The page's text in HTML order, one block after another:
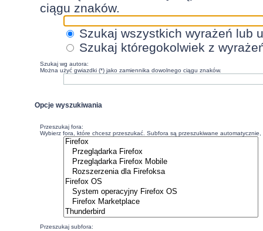
ciągu znaków.
Szukaj wszystkich wyrażeń lub
Szukaj któregokolwiek z
Szukaj wg autora:
Można użyć gwiazdki (*) jako zamiennika dowolnego ciągu znaków.
Opcje wyszukiwania
Przeszukaj fora:
Wybierz fora, które chcesz przeszukać. Subfora są przeszukiwane
Przeszukaj subfora: